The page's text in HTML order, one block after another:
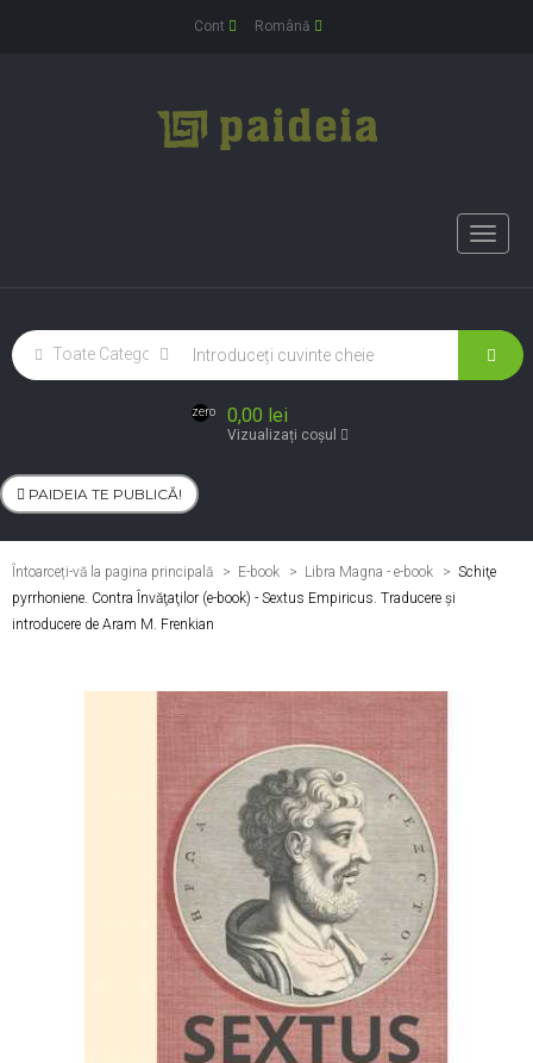
Cont Română
Toggle
zero 0,00 lei
Vizualizați coșul
PAIDEIA TE PUBLICĂ!
Întoarceți-vă la pagina principală E-book > Libra Magna - e-book > Schiţe
pyrrhoniene. Contra Învăţaţilor (e-book) - Sextus Empiricus. Traducere și
introducere de Aram M. Frenkian